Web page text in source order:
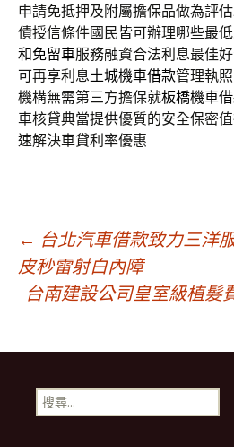
申請免抵押及附屬擔保品做為評估
債授信條件國民皆可辦理哪些最
和免留車服務融資合法利息最佳
可再享利息土城機車借款管理執
機構無需第三方擔保就板橋機車
車核貸典當提供優質的安全保密
速解決車貸利率優惠
文
章
導
航
← 台北汽車借款致力三洋
皮秒雷射白內障
台南建設公司皇室級植髮
搜
尋